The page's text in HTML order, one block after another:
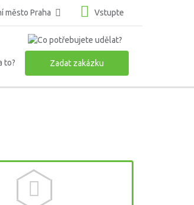
město Praha Vstupte
to? Zadat zakázku